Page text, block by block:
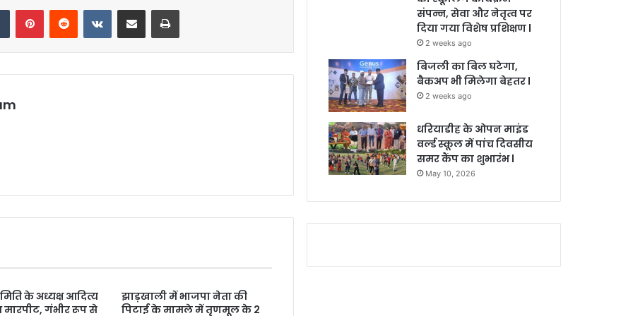
Tumblr PinterestReddit VKontakteShare via Email Print
के अध्यक्ष आदित्य
गंभीर रूप से
झाड़खाली में भाजपा नेता की
पिटाई के मामले में तृणमूल के 2
संपन्न, सेवा और नेतृत्व पर
दिया गया विशेष प्रशिक्षण l
2 weeks ago
बिजली का बिल घटेगा,
बैकअप भी मिलेगा बेहतर l
2 weeks ago
धरियाडीह के ओपन माइंड
वर्ल्ड स्कूल में पांच दिवसीय
समर कैंप का शुभारंभ l
May 10, 2026